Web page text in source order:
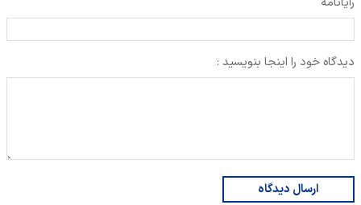
دیدگاه خود را اینجا بنویسید :
ارسال دیدگاه